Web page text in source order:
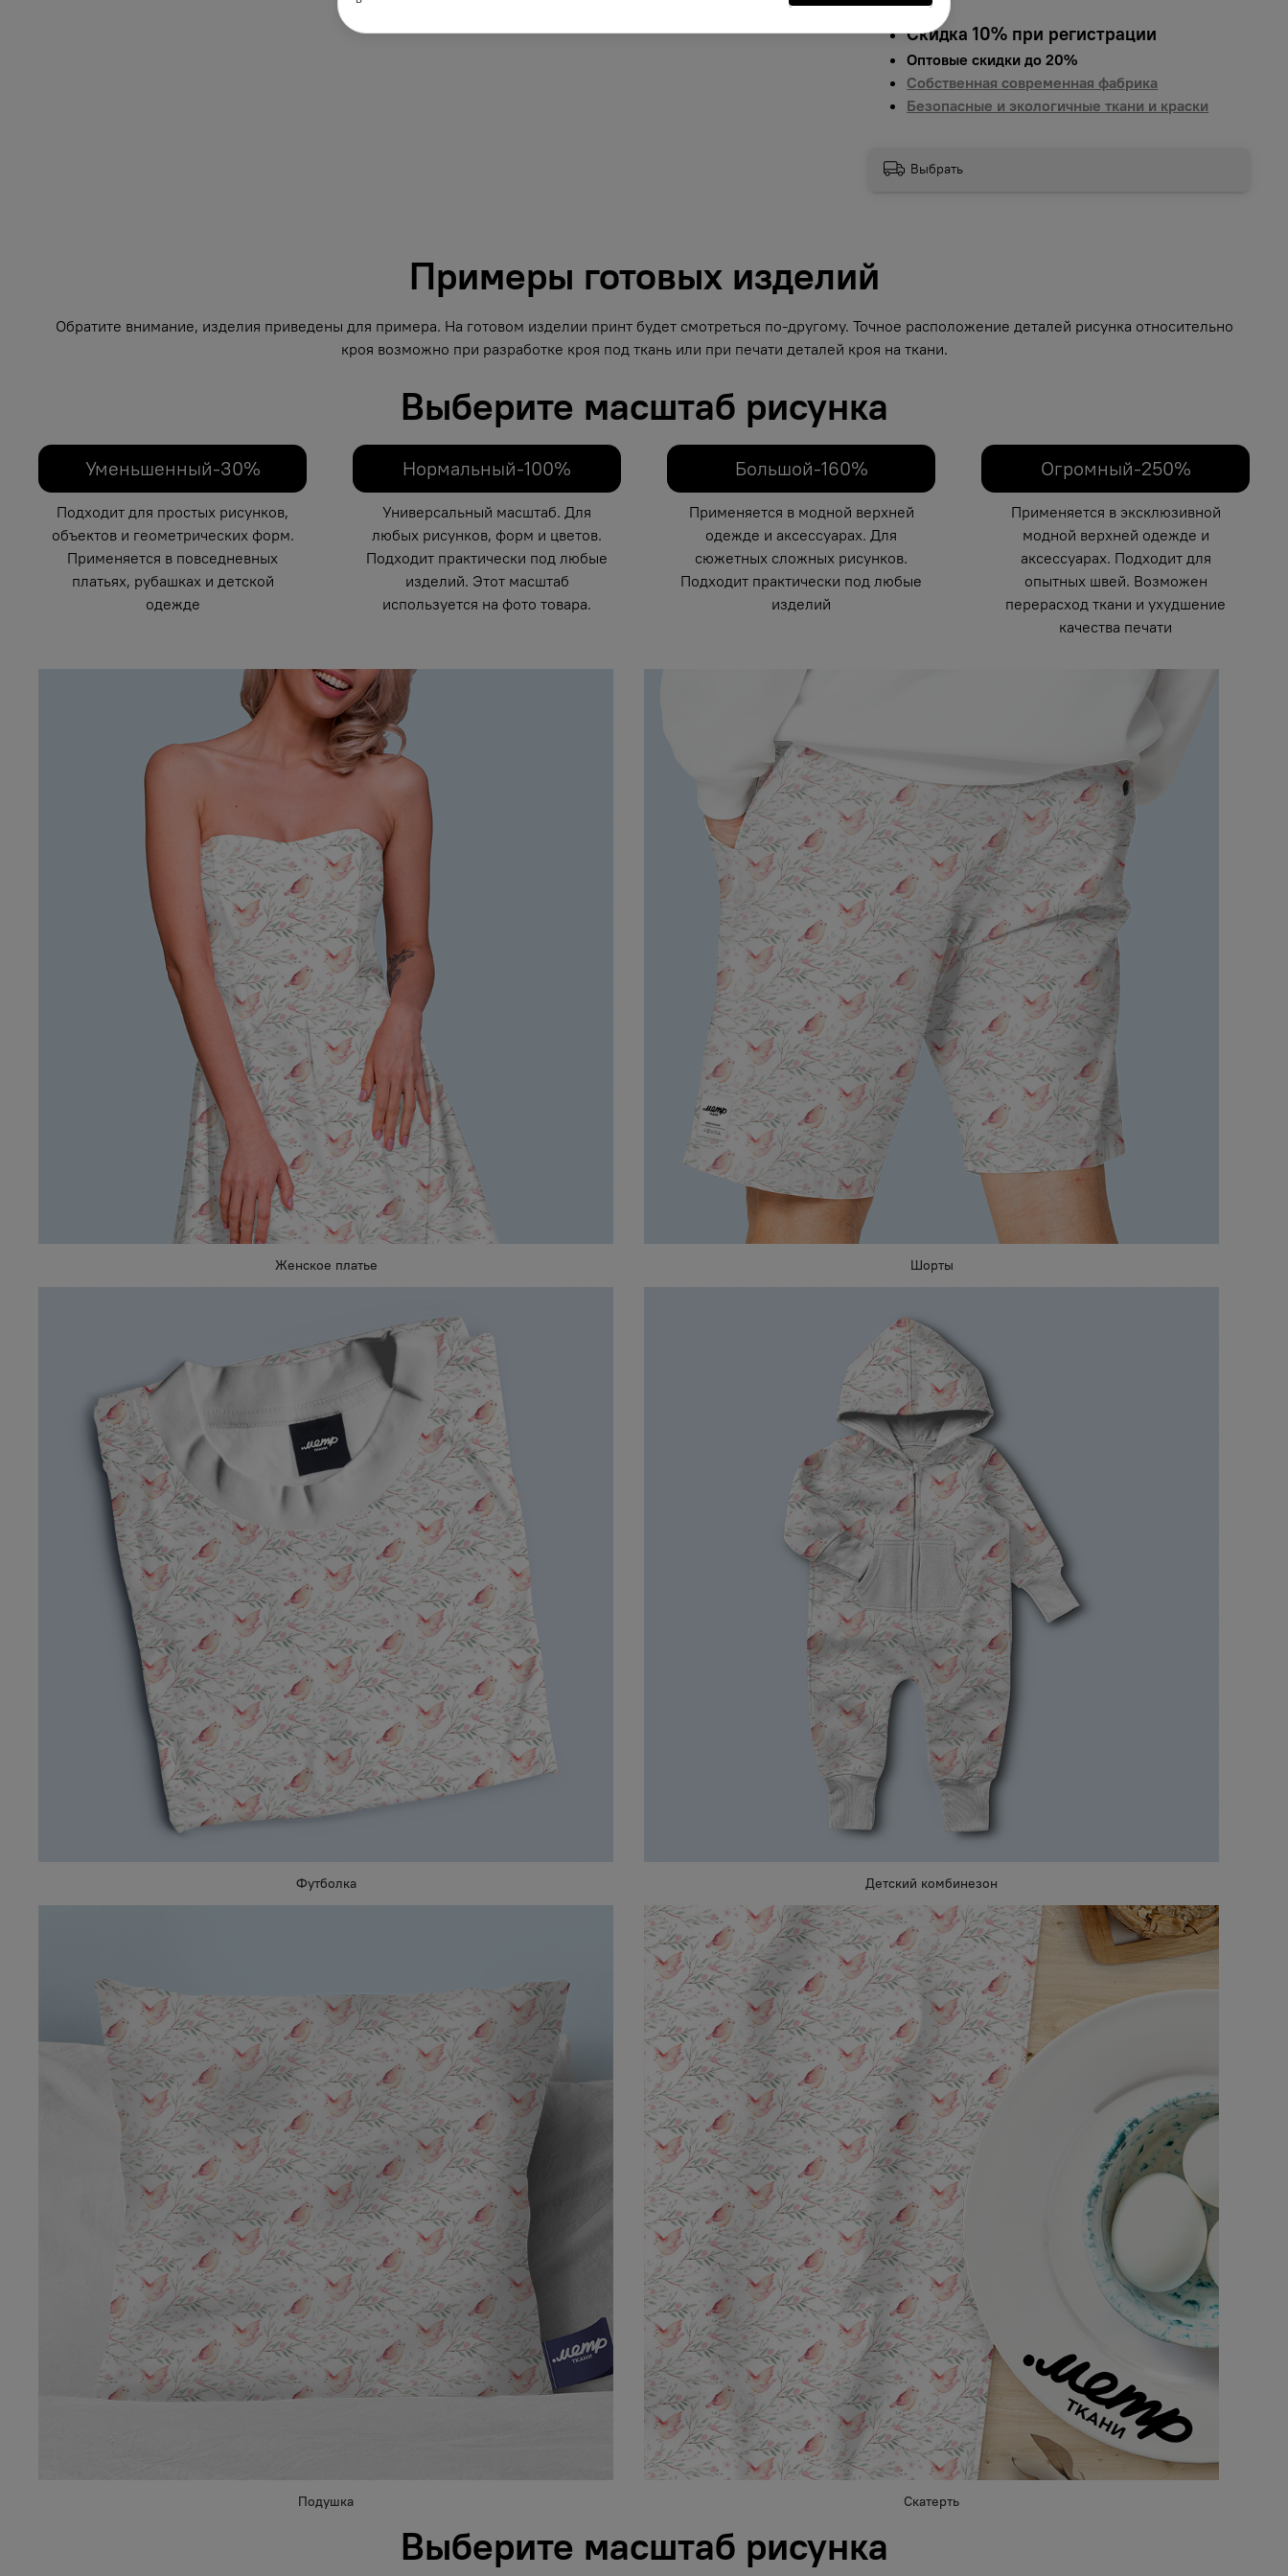
Скидка 10% при регистрации
Оптовые скидки до 20%
Собственная современная фабрика
Безопасные и экологичные ткани и краски
Выбрать
Примеры готовых изделий
Обратите внимание, изделия приведены для примера. На готовом изделии принт будет смотреться по-другому. Точное расположение деталей рисунка относительно
кроя возможно при разработке кроя под ткань или при печати деталей кроя на ткани.
Выберите масштаб рисунка
Уменьшенный-30%
Подходит для простых рисунков,
объектов и геометрических форм.
Применяется в повседневных
платьях, рубашках и детской
одежде
Нормальный-100%
Универсальный масштаб. Для
любых рисунков, форм и цветов.
Подходит практически под любые
изделий. Этот масштаб
используется на фото товара.
Большой-160%
Применяется в модной верхней
одежде и аксессуарах. Для
сюжетных сложных рисунков.
Подходит практически под любые
изделий
Огромный-250%
Применяется в эксклюзивной
модной верхней одежде и
аксессуарах. Подходит для
опытных швей. Возможен
перерасход ткани и ухудшение
качества печати
Женское платье Шорты
Футболка Детский комбинезон
Подушка Скатерть
Выберите масштаб рисунка